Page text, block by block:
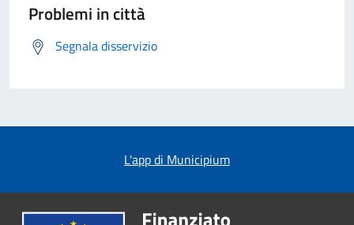
Problemi in città
Segnala disservizio
L'app di Municipium